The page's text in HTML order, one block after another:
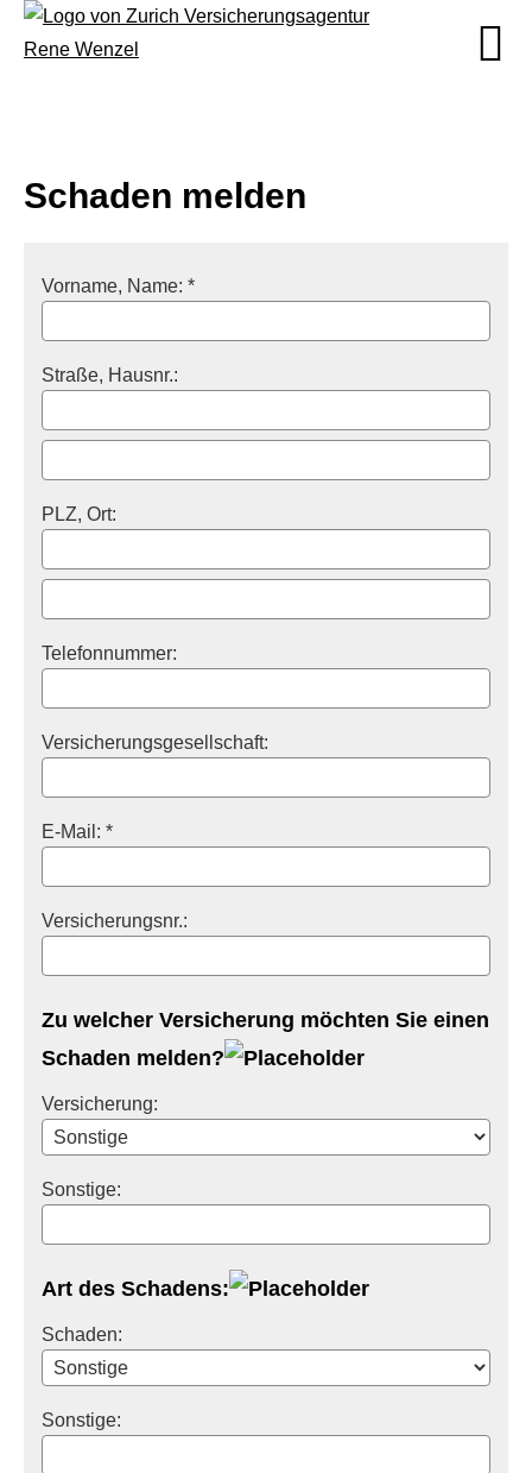
Schaden melden
Vorname, Name: *
Straße, Hausnr.:
PLZ, Ort:
Telefonnummer:
Versicherungsgesellschaft:
E-Mail: *
Versicherungsnr.:
Zu welcher Versicherung möchten Sie einen
Schaden melden?
Versicherung:
Sonstige:
Art des Schadens:
Schaden:
Sonstige: